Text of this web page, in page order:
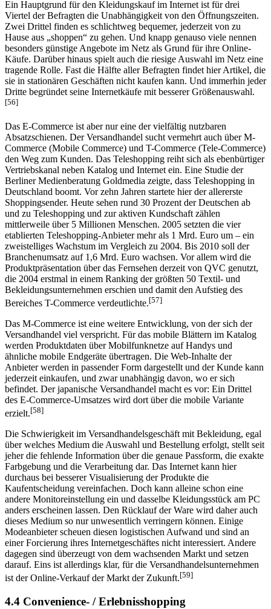
Ein Hauptgrund für den Kleidungskauf im Internet ist für drei
Viertel der Befragten die Unabhängigkeit von den Öffnungszeiten.
Zwei Drittel finden es schlichtweg bequemer, jederzeit von zu
Hause aus „shoppen“ zu gehen. Und knapp genauso viele nennen
besonders günstige Angebote im Netz als Grund für ihre Online-
Käufe. Darüber hinaus spielt auch die riesige Auswahl im Netz eine
tragende Rolle. Fast die Hälfte aller Befragten findet hier Artikel, die
sie in stationären Geschäften nicht kaufen kann. Und immerhin jeder
Dritte begründet seine Internetkäufe mit besserer Größenauswahl.
[56]
Das E-Commerce ist aber nur eine der vielfältig nutzbaren
Absatzschienen. Der Versandhandel sucht vermehrt auch über M-
Commerce (Mobile Commerce) und T-Commerce (Tele-Commerce)
den Weg zum Kunden. Das Teleshopping reiht sich als ebenbürtiger
Vertriebskanal neben Katalog und Internet ein. Eine Studie der
Berliner Medienberatung Goldmedia zeigte, dass Teleshopping in
Deutschland boomt. Vor zehn Jahren startete hier der allererste
Shoppingsender. Heute sehen rund 30 Prozent der Deutschen ab
und zu Teleshopping und zur aktiven Kundschaft zählen
mittlerweile über 5 Millionen Menschen. 2005 setzten die vier
etablierten Teleshopping-Anbieter mehr als 1 Mrd. Euro um – ein
zweistelliges Wachstum im Vergleich zu 2004. Bis 2010 soll der
Branchenumsatz auf 1,6 Mrd. Euro wachsen. Vor allem wird die
Produktpräsentation über das Fernsehen derzeit von QVC genutzt,
die 2004 erstmal in einem Ranking der größten 50 Textil- und
Bekleidungsunternehmen erschien und damit den Aufstieg des
Bereiches T-Commerce verdeutlichte.[57]
Das M-Commerce ist eine weitere Entwicklung, von der sich der
Versandhandel viel verspricht. Für das mobile Blättern im Katalog
werden Produktdaten über Mobilfunknetze auf Handys und
ähnliche mobile Endgeräte übertragen. Die Web-Inhalte der
Anbieter werden in passender Form dargestellt und der Kunde kann
jederzeit einkaufen, und zwar unabhängig davon, wo er sich
befindet. Der japanische Versandhandel macht es vor: Ein Drittel
des E-Commerce-Umsatzes wird dort über die mobile Variante
erzielt.[58]
Die Schwierigkeit im Versandhandelsgeschäft mit Bekleidung, egal
über welches Medium die Auswahl und Bestellung erfolgt, stellt seit
jeher die fehlende Information über die genaue Passform, die exakte
Farbgebung und die Verarbeitung dar. Das Internet kann hier
durchaus bei besserer Visualisierung der Produkte die
Kaufentscheidung vereinfachen. Doch kann alleine schon eine
andere Monitoreinstellung ein und dasselbe Kleidungsstück am PC
anders erscheinen lassen. Den Rücklauf der Ware wird daher auch
dieses Medium so nur unwesentlich verringern können. Einige
Modeanbieter scheuen diesen logistischen Aufwand und sind an
einer Forcierung ihres Internetgeschäftes nicht interessiert. Andere
dagegen sind überzeugt von dem wachsenden Markt und setzen
darauf. Eins ist allerdings klar, für die Versandhandelsunternehmen
ist der Online-Verkauf der Markt der Zukunft.[59]
4.4 Convenience- / Erlebnisshopping